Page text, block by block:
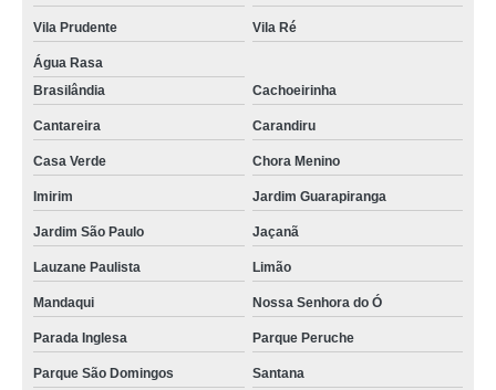
clínica para tomografia de articulações Cidade Patriarca
clínica para angiotomografia preço Bom Clima
clínica para fazer tomografia do abdome superior preço Paraventi
clínica para tomografia de articulações Vila Medeiros
clínica para fazer tomografia em Sp Parque Peruche
clínica para fazer tomografia do abdome superior Vila Barros
clínica de tomografia de coluna lombar preço Invernada
clínica para realizar tomografia Santana
Vila Prudente Vila Ré
Água Rasa
Brasilândia
Cachoeirinha
Cantareira Carandiru
Casa Verde Chora Menino
Imirim Jardim Guarapiranga
Jardim São Paulo Jaçanã
Lauzane Paulista Limão
Mandaqui Nossa Senhora do Ó
Parada Inglesa Parque Peruche
Parque São Domingos Santana